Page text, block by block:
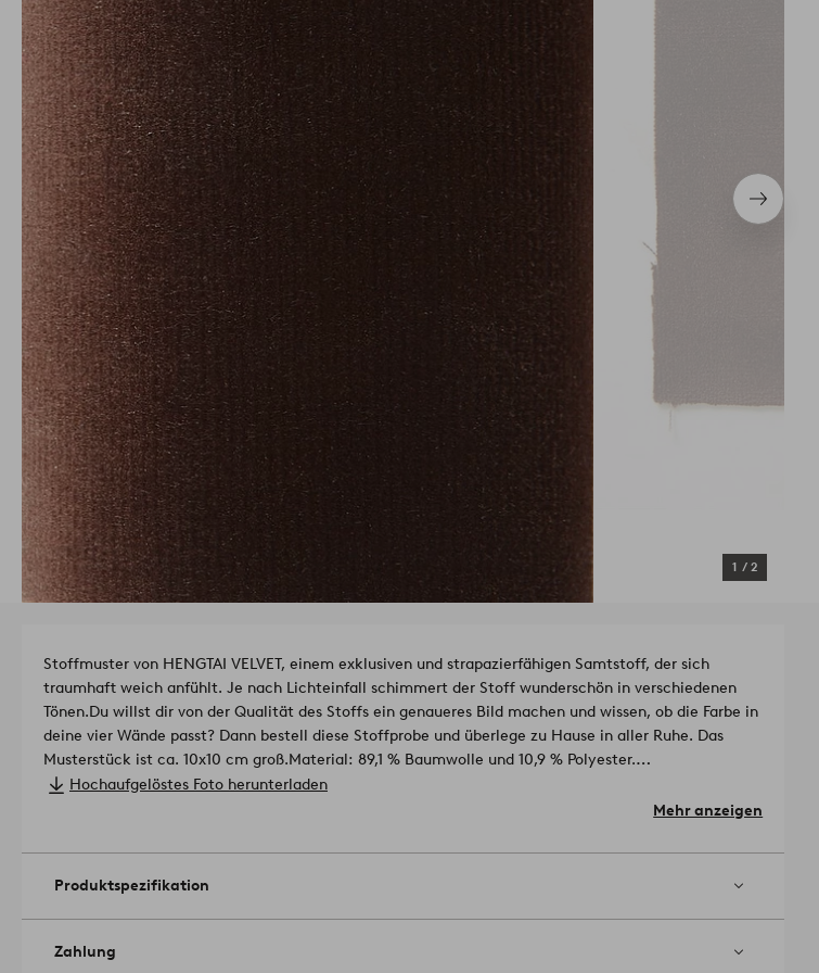
Nächstes
Produkt
1 / 2
Stoffmuster von HENGTAI VELVET, einem exklusiven und strapazierfähigen Samtstoff, der sich
traumhaft weich anfühlt. Je nach Lichteinfall schimmert der Stoff wunderschön in verschiedenen
Tönen.Du willst dir von der Qualität des Stoffs ein genaueres Bild machen und wissen, ob die Farbe in
deine vier Wände passt? Dann bestell diese Stoffprobe und überlege zu Hause in aller Ruhe. Das
Musterstück ist ca. 10x10 cm groß.Material: 89,1 % Baumwolle und 10,9 % Polyester.
Scheuerfestigkeit: 80 000 Martindale.
Hochaufgelöstes Foto herunterladen
Mehr anzeigen
Produktspezifikation
Zahlung